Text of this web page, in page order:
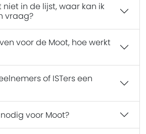
in de lijst, waar kan ik
vraag?
voor de Moot, hoe werkt
of ISTers een
voor Moot?